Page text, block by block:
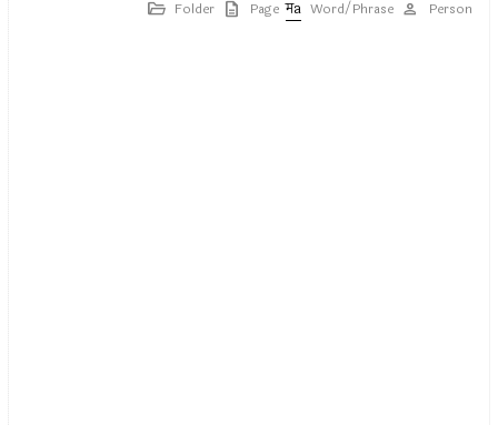
Folder Page Word/Phrase Person